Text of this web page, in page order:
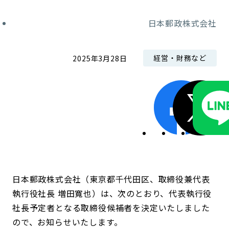
日本郵政株式会社
2025年3月28日 経営・財務など
日本郵政株式会社（東京都千代田区、取締役兼代表
執行役社長 増田寬也）は、次のとおり、代表執行役
社長予定者となる取締役候補者を決定いたしました
ので、お知らせいたします。